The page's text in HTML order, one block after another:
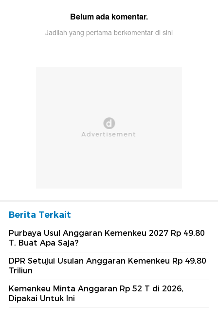
Belum ada komentar.
Jadilah yang pertama berkomentar di sini
Berita Terkait
Purbaya Usul Anggaran Kemenkeu 2027 Rp 49,80
T, Buat Apa Saja?
DPR Setujui Usulan Anggaran Kemenkeu Rp 49,80
Triliun
Kemenkeu Minta Anggaran Rp 52 T di 2026,
Dipakai Untuk Ini